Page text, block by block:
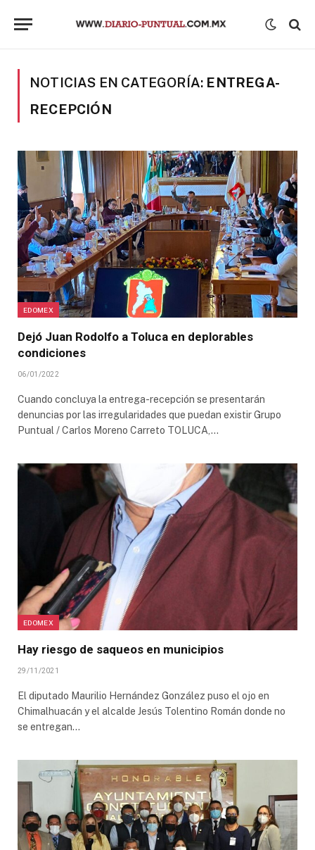
NOTICIAS EN CATEGORÍA: ENTREGA-
RECEPCIÓN
EDOMEX
Dejó Juan Rodolfo a Toluca en deplorables
condiciones
06/01/2022
Cuando concluya la entrega-recepción se presentarán
denuncias por las irregularidades que puedan existir Grupo
Puntual / Carlos Moreno Carreto TOLUCA,…
EDOMEX
Hay riesgo de saqueos en municipios
29/11/2021
El diputado Maurilio Hernández González puso el ojo en
Chimalhuacán y el alcalde Jesús Tolentino Román donde no
se entregan…